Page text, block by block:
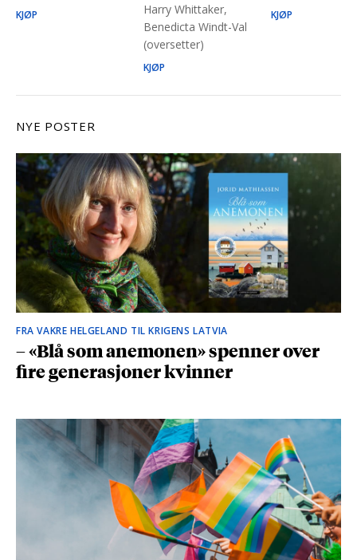
KJØP
Harry Whittaker,
Benedicta Windt-Val
(oversetter)
KJØP
KJØP
NYE POSTER
FRA VAKRE HELGELAND TIL KRIGENS LATVIA
– «Blå som anemonen» spenner over
fire generasjoner kvinner